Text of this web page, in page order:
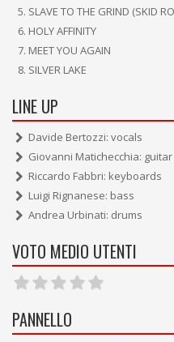
SLAVE TO THE GRIND (SKID
HOLY AFFINITY
MEET YOU AGAIN
SILVER LAKE
LINE UP
Davide Bertozzi: vocals
Giovanni Matichecchia: guitar
Riccardo Fabbri: keyboards
Luigi Rignanese: bass
Andrea Urbinati: drums
VOTO MEDIO UTENTI
PANNELLO